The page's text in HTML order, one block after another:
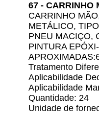
67 - CARRINHO
CARRINHO
METÁLICO,
PNEU MACIÇO,
PINTURA
Tratamento
Aplicabilidade
Aplicabilidade
Quantidade: 24
Unidade de